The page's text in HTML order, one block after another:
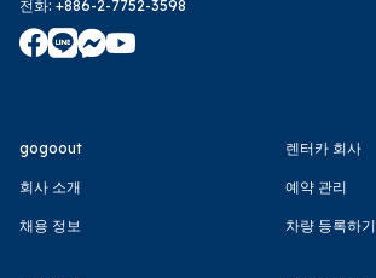
전화: +886-2-7752-3598
gogoout
회사 소개
채용 정보
렌터카 회사
예약 관리
차량 등록하기